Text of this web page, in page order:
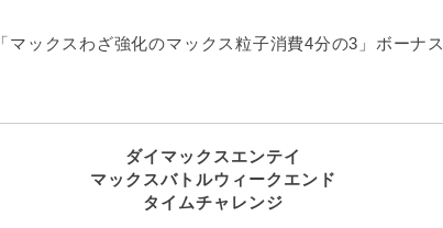
「マックスわざ強化のマックス粒子消費4分の3」ボーナス
ダイマックスエンテイ
マックスバトルウィークエンド
タイムチャレンジ